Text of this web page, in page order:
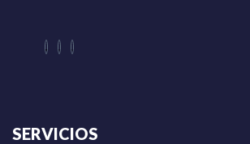
SERVICIOS